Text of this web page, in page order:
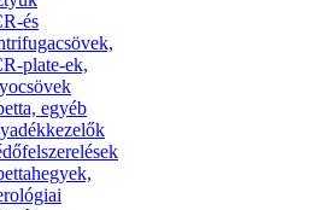
és
plate-ek,
egyéb